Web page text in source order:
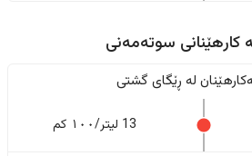
کارهێنانی سوتەمەنی
له ڕێگای گشتی
13 لیتر/١٠٠ کم